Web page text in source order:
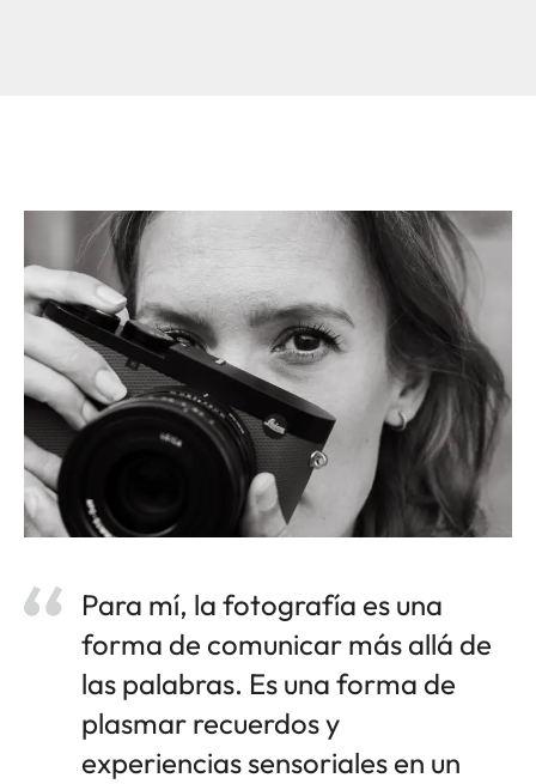
Para mí, la fotografía es una
forma de comunicar más allá de
las palabras. Es una forma de
plasmar recuerdos y
experiencias sensoriales en un